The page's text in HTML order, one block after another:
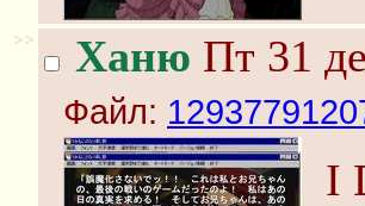
>> Ханю Пт 31
Файл:
I